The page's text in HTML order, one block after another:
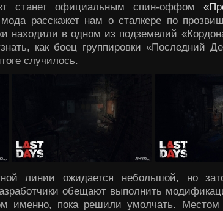
станет официальным спин-оффом
расскажет нам о сталкере по
находили в одном из подземелий
как боец группировки «Последний
случилось.
линии ожидается небольшой, но
обещают выполнить
именно, пока решили умолчать. Местом